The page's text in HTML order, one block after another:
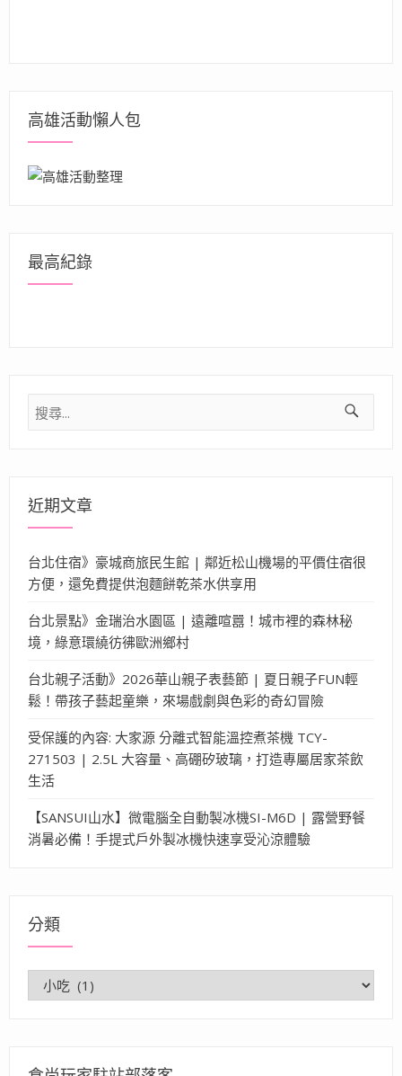
高雄活動懶人包
最高紀錄
搜
尋
近期文章
台北住宿》豪城商旅民生館 | 鄰近松山機場的平價住宿很
方便，還免費提供泡麵餅乾茶水供享用
台北景點》金瑞治水園區 | 遠離喧囂！城市裡的森林秘
境，綠意環繞彷彿歐洲鄉村
台北親子活動》2026華山親子表藝節 | 夏日親子FUN輕
鬆！帶孩子藝起童樂，來場戲劇與色彩的奇幻冒險
受保護的內容: 大家源 分離式智能溫控煮茶機 TCY-
271503 | 2.5L 大容量、高硼矽玻璃，打造專屬居家茶飲
生活
【SANSUI山水】微電腦全自動製冰機SI-M6D | 露營野餐
消暑必備！手提式戶外製冰機快速享受沁涼體驗
分類
類